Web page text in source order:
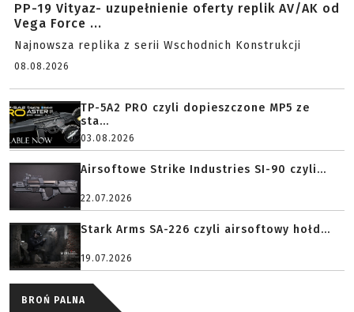
PP-19 Vityaz- uzupełnienie oferty replik AV/AK od
Vega Force ...
Najnowsza replika z serii Wschodnich Konstrukcji
08.08.2026
TP-5A2 PRO czyli dopieszczone MP5 ze
sta...
03.08.2026
Airsoftowe Strike Industries SI-90 czyli...
22.07.2026
Stark Arms SA-226 czyli airsoftowy hołd...
19.07.2026
BROŃ PALNA